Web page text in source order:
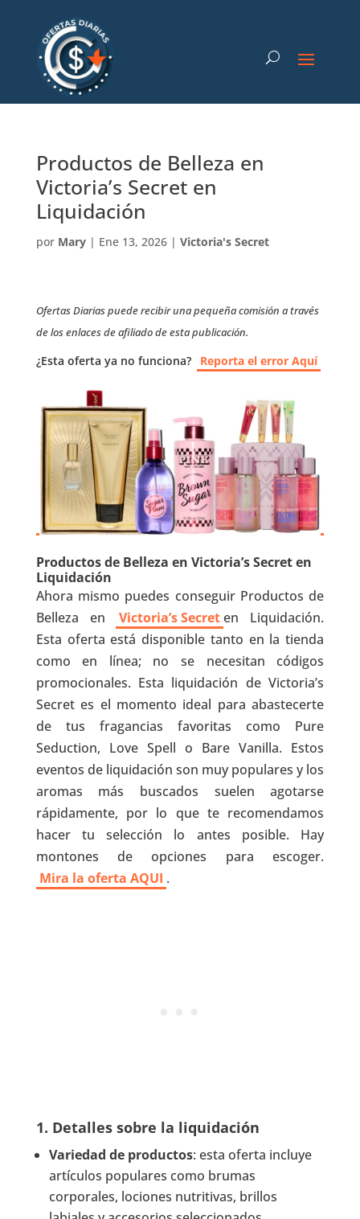
Productos de Belleza en
Victoria’s Secret en
Liquidación
por Mary| Ene 13, 2026| Victoria's Secret
Ofertas Diarias puede recibir una pequeña comisión a través
de los enlaces de afiliado de esta publicación.
¿Esta oferta ya no funciona? Reporta el error Aquí
Productos de Belleza en Victoria’s Secret en
Liquidación
Ahora mismo puedes conseguir Productos de
Belleza en
Victoria’s Secret en Liquidación.
Esta oferta está disponible tanto en la tienda
como en línea; no se necesitan códigos
promocionales. Esta liquidación de Victoria’s
Secret es el momento ideal para abastecerte
de tus fragancias favoritas como Pure
Seduction, Love Spell o Bare Vanilla. Estos
eventos de liquidación son muy populares y los
aromas más buscados suelen agotarse
rápidamente, por lo que te recomendamos
hacer tu selección lo antes posible. Hay
montones de opciones para escoger.
Mira la oferta AQUI .
1. Detalles sobre la liquidación
Variedad de productos: esta oferta incluye
artículos populares como brumas
corporales, lociones nutritivas, brillos